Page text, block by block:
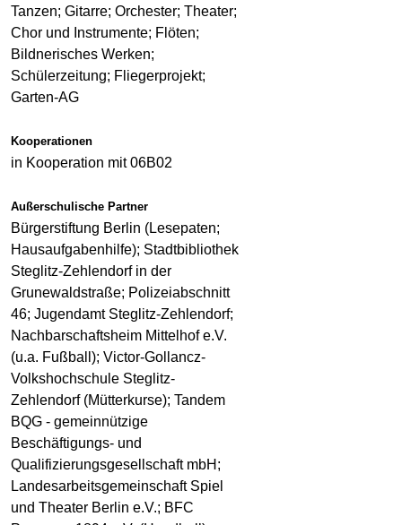
Tanzen; Gitarre; Orchester; Theater;
Chor und Instrumente; Flöten;
Bildnerisches Werken;
Schülerzeitung; Fliegerprojekt;
Garten-AG
Kooperationen
in Kooperation mit 06B02
Außerschulische Partner
Bürgerstiftung Berlin (Lesepaten;
Hausaufgabenhilfe); Stadtbibliothek
Steglitz-Zehlendorf in der
Grunewaldstraße; Polizeiabschnitt
46; Jugendamt Steglitz-Zehlendorf;
Nachbarschaftsheim Mittelhof e.V.
(u.a. Fußball); Victor-Gollancz-
Volkshochschule Steglitz-
Zehlendorf (Mütterkurse); Tandem
BQG - gemeinnützige
Beschäftigungs- und
Qualifizierungsgesellschaft mbH;
Landesarbeitsgemeinschaft Spiel
und Theater Berlin e.V.; BFC